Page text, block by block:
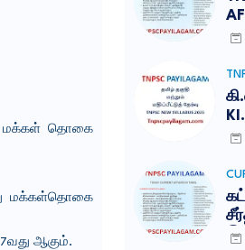
மக்கள் தொகை
மக்கள்தொகை
ஆகும்.